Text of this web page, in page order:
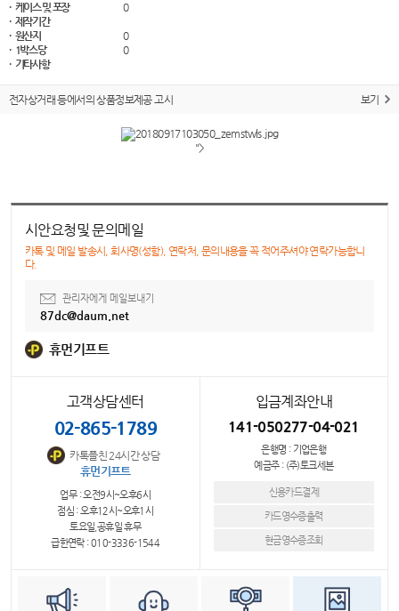
· 케이스 및 포장
0
· 제작기간
· 원산지
0
· 1박스당
0
· 기타사항
전자상거래 등에서의 상품정보제공 고시 보기
">
시안요청및 문의메일
카톡 및 메일 발송시, 회사명(성함), 연락처, 문의내용을 꼭 적어주셔야 연락가능합니
다.
관리자에게 메일보내기
87dc@daum.net
휴먼기프트
고객상담센터
02-865-1789
카톡플친 24시간 상담
휴먼기프트
업무 : 오전9시~오후6시
점심 : 오후12시~오후1시
토요일,공휴일 휴무
급한연락 : 010-3336-1544
입금계좌안내
141-050277-04-021
은행명 : 기업은행
예금주 : (주)토크세븐
신용카드결제
카드영수증출력
현금영수증조회